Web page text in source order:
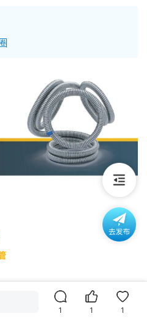
1 1 1